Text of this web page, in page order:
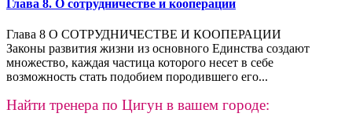
Глава 8. О сотрудничестве и кооперации
Глава 8 О СОТРУДНИЧЕСТВЕ И КООПЕРАЦИИ
Законы развития жизни из основного Единства создают
множество, каждая частица которого несет в себе
возможность стать подобием породившего его...
Найти тренера по Цигун в вашем городе: